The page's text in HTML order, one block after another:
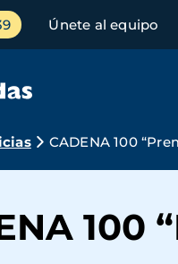
Únete al equipo
CADENA 100
100